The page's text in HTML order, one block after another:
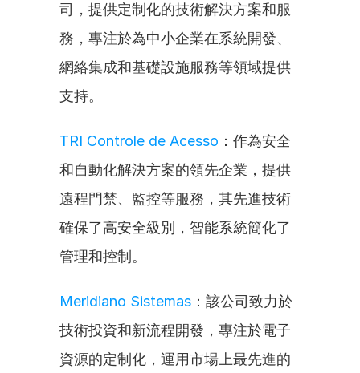
司，提供定制化的技術解決方案和服
務，專注於為中小企業在系統開發、
網絡集成和基礎設施服務等領域提供
支持。
TRI Controle de Acesso ：作為安全
和自動化解決方案的領先企業，提供
遠程門禁、監控等服務，其先進技術
確保了高安全級別，智能系統簡化了
管理和控制。
Meridiano Sistemas ：該公司致力於
技術投資和新流程開發，專注於電子
資源的定制化，運用市場上最先進的